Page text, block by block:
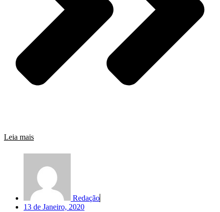
Leia mais
Redação
13 de Janeiro, 2020